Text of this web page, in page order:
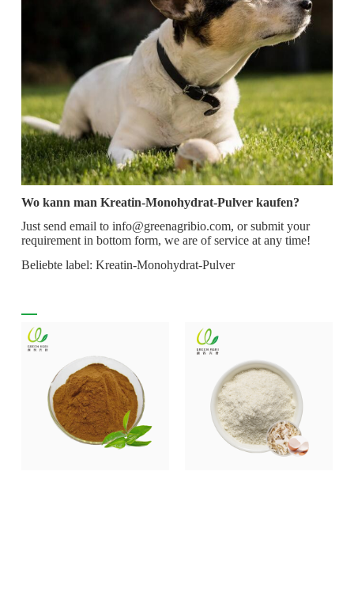
Wo kann man Kreatin-Monohydrat-Pulver kaufen?
Just send email to info@greenagribio.com, or submit your
requirement in bottom form, we are of service at any time!
Beliebte label: Kreatin-Monohydrat-Pulver